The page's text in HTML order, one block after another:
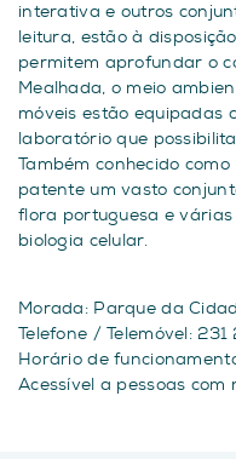
interativa e outros
leitura, estão à
permitem aprofundar o
Mealhada, o meio
móveis estão equipadas
laboratório que
Também conhecido como
patente um vasto
flora portuguesa e
biologia celular.
Morada: Parque da
Telefone / Telemóvel:
Horário de
Acessível a pessoas com